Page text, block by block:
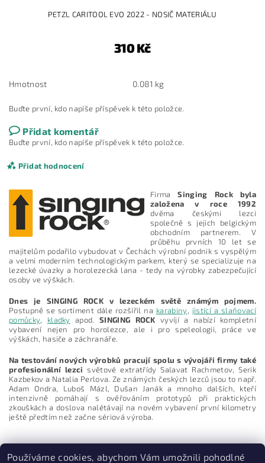
PETZL CARITOOL EVO 2022 - NOSIČ MATERIÁLU
310 Kč
Hmotnost 0.081 kg
Buďte první, kdo napíše příspěvek k této položce.
Přidat komentář
Buďte první, kdo napíše příspěvek k této položce.
Přidat hodnocení
osobních údajů
FirmaSinging Rock byla
založena v roce 1992
dvěma českými lezci
společně s jejich belgickým
obchodním partnerem. V
průběhu prvních 10 let se
majitelům podařilo vybudovat v Čechách výrobní podnik s vyspělým
a velmi moderním technologickým parkem, který se specializuje na
lezecké úvazky a horolezecká lana - tedy na výrobky zabezpečující
osoby ve výškách.
Dnes je SINGING ROCK v lezeckém světě známým pojmem.
Postupně se sortiment dále rozšířil na karabiny, jistící a slaňovací
pomůcky, kladky apod. SINGING ROCK vyvíjí a nabízí kompletní
vybavení nejen pro horolezce, ale i pro speleologii, práce ve
výškách, hasiče a záchranáře.
Na testování nových výrobků pracují spolu s vývojáři firmy také
profesionální lezci světové extratřídy Salavat Rachmetov, Serik
Kazbekov a Natalia Perlova. Ze známých českých lezců jsou to např.
Adam Ondra, Luboš Mázl, Dušan Janák a mnoho dalších, kteří
intenzivně pomáhají s ověřováním prototypů při praktických
zkouškách a doslova nalétávají na novém vybavení první kilometry
ještě předtím než začne sériová výroba.
Používáme cookies, abychom Vám umožnili pohodlné